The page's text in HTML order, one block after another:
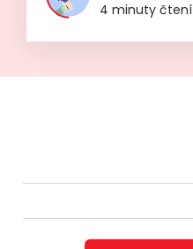
4 minuty čtení